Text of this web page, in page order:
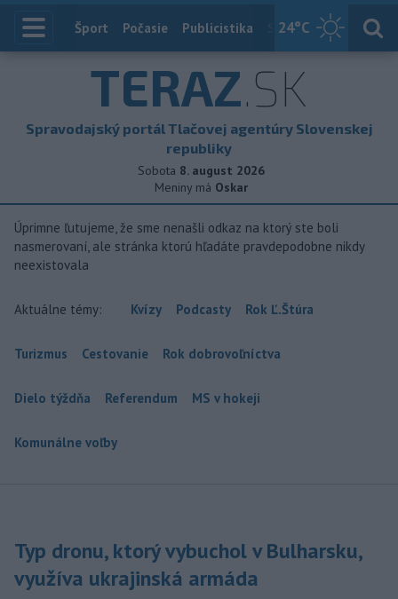
24°C
Index
Šport Počasie Publicistika Slovensko
TERAZ.SK
Spravodajský portál Tlačovej agentúry Slovenskej
republiky
Sobota 8. august 2026
Meniny má Oskar
Úprimne ľutujeme, že sme nenašli odkaz na ktorý ste boli
nasmerovaní, ale stránka ktorú hľadáte pravdepodobne nikdy
neexistovala
Aktuálne témy: Kvízy Podcasty Rok Ľ.Štúra
Turizmus Cestovanie Rok dobrovoľníctva
Dielo týždňa Referendum MS v hokeji
Komunálne voľby
Typ dronu, ktorý vybuchol v Bulharsku,
využíva ukrajinská armáda